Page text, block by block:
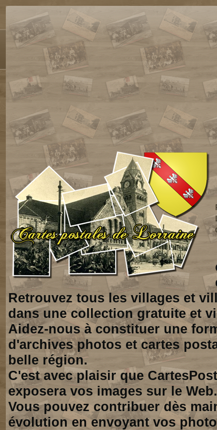
Retrouvez tous les villages et
dans une collection gratuite et
Aidez-nous à constituer une
d'archives photos et cartes
belle région.
C'est avec plaisir que
exposera vos images sur le Web.
Vous pouvez contribuer dès
évolution en envoyant vos